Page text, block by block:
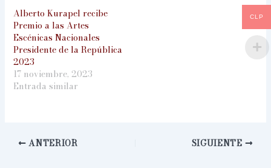
Alberto Kurapel recibe
Premio a las Artes
Escénicas Nacionales
Presidente de la República
2023
17 noviembre, 2023
Entrada similar
ANTERIOR SIGUIENTE
CLP